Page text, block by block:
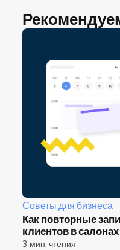
Советы для бизнеса
Как повторные
клиентов в
3 мин. чтения